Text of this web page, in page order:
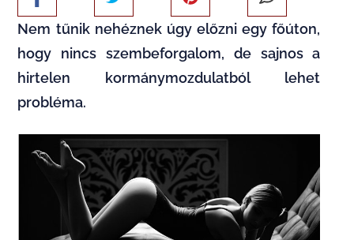
Nem tűnik nehéznek úgy előzni egy főúton,
hogy nincs szembeforgalom, de sajnos a
hirtelen kormánymozdulatból lehet
probléma.